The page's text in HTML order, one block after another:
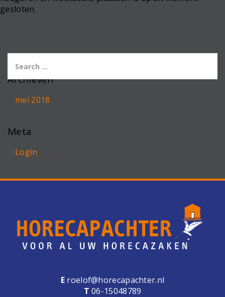
gesloten.
Archieven
mei 2018
Meta
Login
E roelof@horecapachter.nl
T 06-15048789